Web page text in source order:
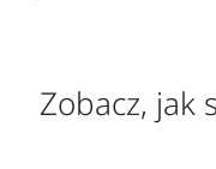
Zobacz, jak